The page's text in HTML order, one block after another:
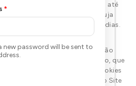
cookies que são conservados até
por parte do utilizador), cuja
em qualquer caso, 90 dias.
dos cookies: a aceitação
recordamos, contudo, que
de navegação ou dos cookies
o bom funcionamento do Site
*
new password will be sent to